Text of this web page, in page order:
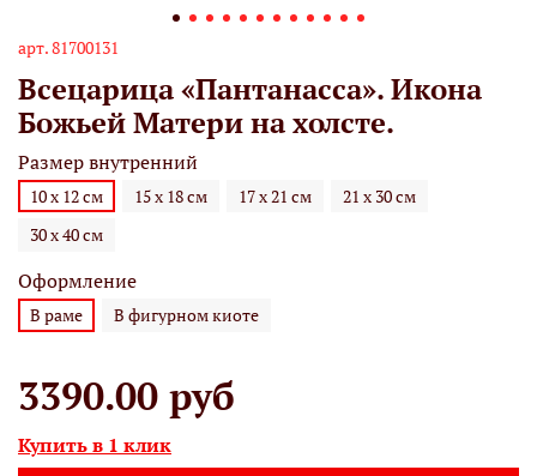
арт.81700131
Всецарица «Пантанасса». Икона
Божьей Матери на холсте.
Размер внутренний
10 х 12 см 15 х 18 см 17 х 21 см
21 х 30 см
30 х 40 см
Оформление
В раме В фигурном киоте
3390.00 руб
Купить в 1 клик